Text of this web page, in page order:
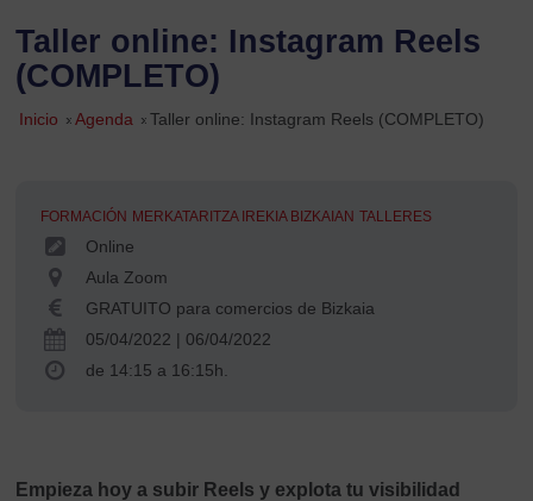
Taller online: Instagram Reels
(COMPLETO)
Inicio »Agenda »Taller online: Instagram Reels (COMPLETO)
FORMACIÓN MERKATARITZA IREKIA BIZKAIAN TALLERES
Online
Aula Zoom
GRATUITO para comercios de Bizkaia
05/04/2022 | 06/04/2022
de 14:15 a 16:15h.
Empieza hoy a subir Reels y explota tu visibilidad